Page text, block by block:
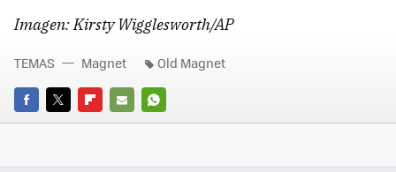
Imagen: Kirsty Wigglesworth/AP
FACEBOOK
TWITTERFLIPBOARD
E-
WHATSAPP
TEMAS Magnet Old Magnet